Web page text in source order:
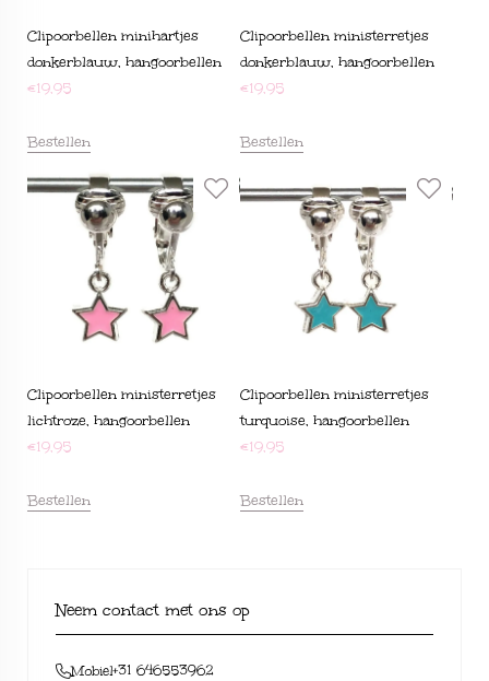
Clipoorbellen minihartjes
donkerblauw, hangoorbellen
€19,95
Bestellen
Clipoorbellen ministerretjes
donkerblauw, hangoorbellen
€19,95
Bestellen
Clipoorbellen ministerretjes
lichtroze, hangoorbellen
€19,95
Bestellen
Clipoorbellen ministerretjes
turquoise, hangoorbellen
€19,95
Bestellen
Neem contact met ons op
Mobiel+31 646553962